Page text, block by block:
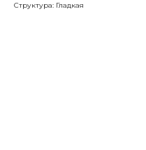
Структура: Гладкая